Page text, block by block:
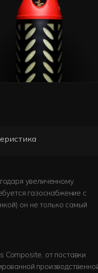
увеличенному
газоснабжение с
он не только самый
Composite, от поставки